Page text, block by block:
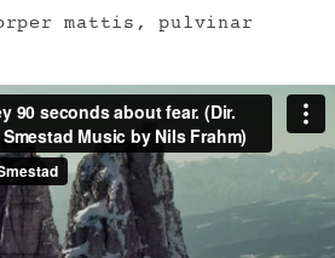
mattis, pulvinar